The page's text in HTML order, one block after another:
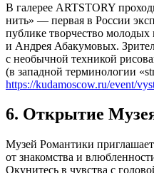
В галерее ARTSTORY
нить» — первая в России
публике творчество
и Андрея Абакумовых.
с необычной техникой
(в западной терминологии
https://kudamoscow.ru/event/
6. Открытие
Музей Романтики
от знакомства и
Окунитесь в чувства с